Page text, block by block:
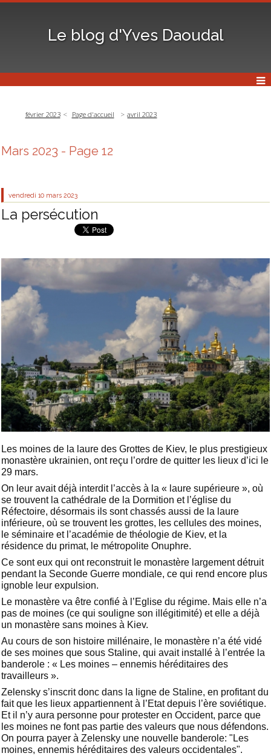
Le blog d'Yves Daoudal
février 2023 Page d'accueil avril 2023
Mars 2023 - Page 12
vendredi 10 mars 2023
La persécution
Les moines de la laure des Grottes de Kiev, le plus prestigieux
monastère ukrainien, ont reçu l’ordre de quitter les lieux d’ici le
29 mars.
On leur avait déjà interdit l’accès à la « laure supérieure », où
se trouvent la cathédrale de la Dormition et l’église du
Réfectoire, désormais ils sont chassés aussi de la laure
inférieure, où se trouvent les grottes, les cellules des moines,
le séminaire et l’académie de théologie de Kiev, et la
résidence du primat, le métropolite Onuphre.
Ce sont eux qui ont reconstruit le monastère largement détruit
pendant la Seconde Guerre mondiale, ce qui rend encore plus
ignoble leur expulsion.
Le monastère va être confié à l’Eglise du régime. Mais elle n’a
pas de moines (ce qui souligne son illégitimité) et elle a déjà
un monastère sans moines à Kiev.
Au cours de son histoire millénaire, le monastère n’a été vidé
de ses moines que sous Staline, qui avait installé à l’entrée la
banderole : « Les moines – ennemis héréditaires des
travailleurs ».
Zelensky s’inscrit donc dans la ligne de Staline, en profitant du
fait que les lieux appartiennent à l’Etat depuis l’ère soviétique.
Et il n’y aura personne pour protester en Occident, parce que
les moines ne font pas partie des valeurs que nous défendons.
On pourra payer à Zelensky une nouvelle banderole: "Les
moines, ennemis héréditaires des valeurs occidentales".